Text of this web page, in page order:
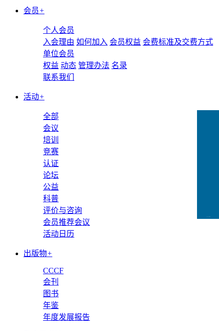
会员+
个人会员
入会理由 如何加入 会员权益 会费标准及交费方式
单位会员
权益 动态 管理办法 名录
联系我们
活动+
全部
会议
培训
竞赛
认证
论坛
公益
科普
评价与咨询
会员推荐会议
活动日历
出版物+
CCCF
会刊
图书
年鉴
年度发展报告